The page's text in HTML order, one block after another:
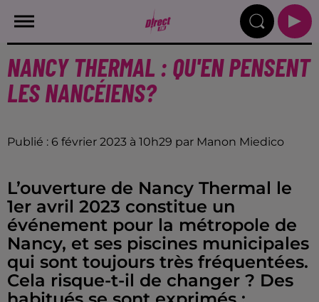
NANCY THERMAL : QU'EN PENSENT
LES NANCÉIENS?
Publié : 6 février 2023 à 10h29 par Manon Miedico
L’ouverture de Nancy Thermal le
1er avril 2023 constitue un
événement pour la métropole de
Nancy, et ses piscines municipales
qui sont toujours très fréquentées.
Cela risque-t-il de changer ? Des